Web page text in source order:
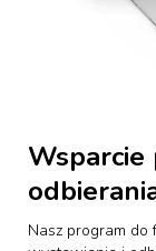
Wsparcie
Nasz program